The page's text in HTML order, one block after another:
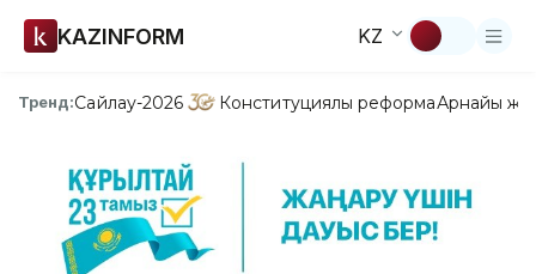
KAZINFORM KZ
Тренд:Сайлау-2026 Конституциялық реформаАрнайы